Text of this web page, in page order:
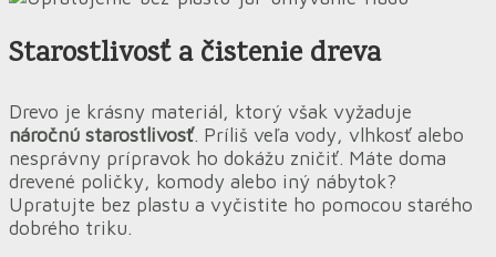
Starostlivosť a čistenie dreva
Drevo je krásny materiál, ktorý však vyžaduje
náročnú starostlivosť. Príliš veľa vody, vlhkosť alebo
nesprávny prípravok ho dokážu zničiť. Máte doma
drevené poličky, komody alebo iný nábytok?
Upratujte bez plastu a vyčistite ho pomocou starého
dobrého triku.